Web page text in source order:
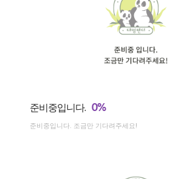
준비중입니다. 0%
준비중입니다. 조금만 기다려주세요!